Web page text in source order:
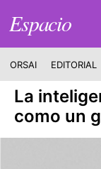
Espacio
ORSAI EDITORIAL
La
como un